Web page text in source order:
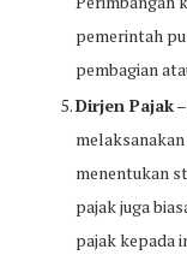
pemerintah
pembagian
Dirjen Pajak
menentukan
pajak juga
pajak kepada